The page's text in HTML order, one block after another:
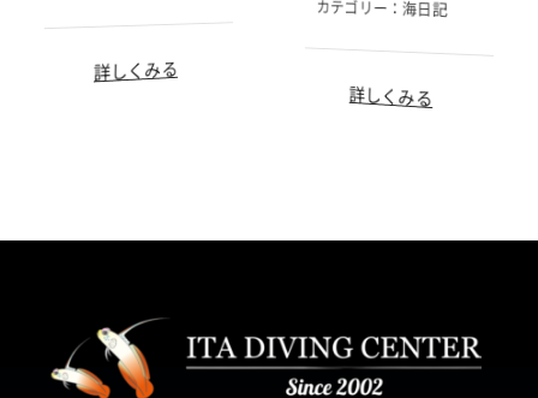
詳しくみる
カテゴリー：海日記
詳しくみる